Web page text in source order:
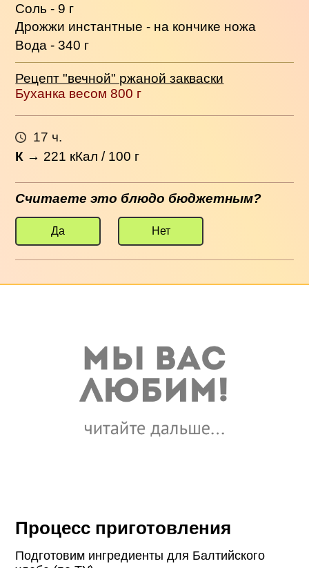
Соль - 9 г
Дрожжи инстантные - на кончике ножа
Вода - 340 г
Рецепт "вечной" ржаной закваски
Буханка весом 800 г
17 ч.
К → 221 кКал / 100 г
Считаете это блюдо бюджетным?
Да Нет
Процесс приготовления
Подготовим ингредиенты для Балтийского